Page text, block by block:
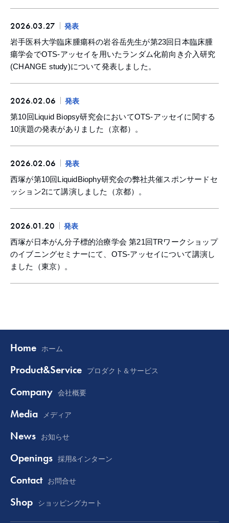
2026.03.27 発表
岩手医科大学臨床腫瘍科の岩谷岳先生が第23回日本臨床腫
瘍学会でOTS-アッセイを用いたランダム化前向き介入研究
(CHANGE study)について発表しました。
2026.02.06 発表
第10回Liquid Biopsy研究会においてOTS-アッセイに関する
10演題の発表がありました（京都）。
2026.02.06 発表
西塚が第10回LiquidBiophy研究会の弊社共催スポンサードセ
ッション2にて講演しました（京都）。
2026.01.20 発表
西塚が日本がん分子標的治療学会 第21回TRワークショップ
のイブニングセミナーにて、OTS-アッセイについて講演し
ました（東京）。
Home ホーム
Product&Service プロダクト＆サービス
Company 会社概要
Media メディア
News お知らせ
Openings 採用&インターン
Contact お問合せ
Shop ショッピングカート